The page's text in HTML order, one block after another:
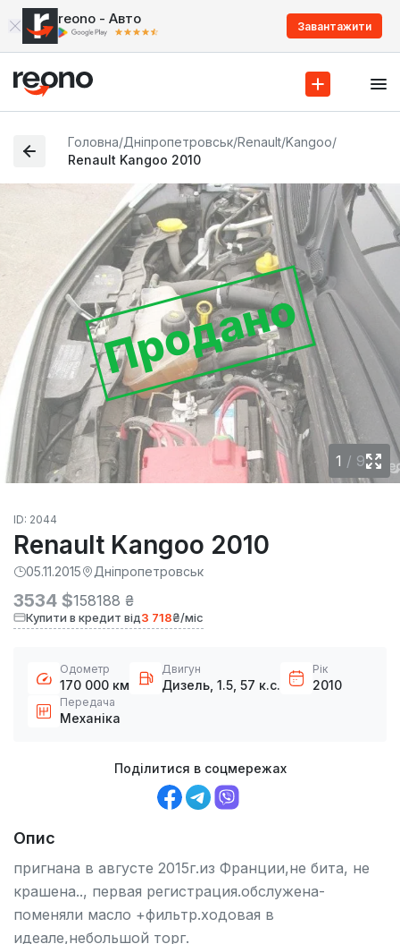
reono - Авто Завантажити
Головна/Дніпропетровськ/Renault/Kangoo/
Renault Kangoo 2010
Продано
1 / 9
ID: 2044
Renault Kangoo 2010
05.11.2015 Дніпропетровськ
3534 $158188 ₴
Купити в кредит від3 718₴/міс
Одометр
170 000 км
Двигун
Дизель, 1.5, 57 к.с.
Рік
2010
Передача
Механіка
Поділитися в соцмережах
Опис
пригнана в августе 2015г.из Франции,не бита, не
крашена.., первая регистрация.обслужена-
поменяли масло +фильтр.ходовая в
идеале,небольшой торг.